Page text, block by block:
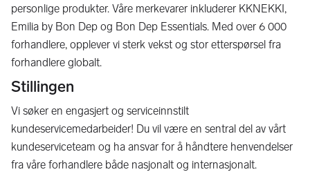
personlige produkter. Våre merkevarer inkluderer KKNEKKI,
Emilia by Bon Dep og Bon Dep Essentials. Med over 6 000
forhandlere, opplever vi sterk vekst og stor etterspørsel fra
forhandlere globalt.
Stillingen
Vi søker en engasjert og serviceinnstilt
kundeservicemedarbeider! Du vil være en sentral del av vårt
kundeserviceteam og ha ansvar for å håndtere henvendelser
fra våre forhandlere både nasjonalt og internasjonalt.